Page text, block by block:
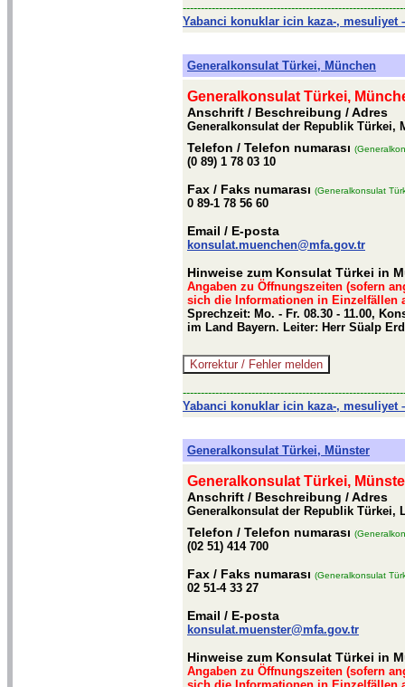
Yabanci konuklar icin kaza-, mesuliyet
Generalkonsulat Türkei, München
Generalkonsulat Türkei,
Anschrift / Beschreibung / Adres
Generalkonsulat der Republik Türkei,
Telefon / Telefon numarası
(0 89) 1 78 03 10
Fax / Faks numarası (Generalkonsulat
0 89-1 78 56 60
Email / E-posta
konsulat.muenchen@mfa.gov.tr
Hinweise zum Konsulat Türkei in
Angaben zu Öffnungszeiten (sofern
sich die Informationen in Einzelfällen
Sprechzeit: Mo. - Fr. 08.30 - 11.00,
im Land Bayern. Leiter: Herr Süalp
Yabanci konuklar icin kaza-, mesuliyet
Generalkonsulat Türkei, Münster
Generalkonsulat Türkei,
Anschrift / Beschreibung / Adres
Generalkonsulat der Republik Türkei,
Telefon / Telefon numarası
(02 51) 414 700
Fax / Faks numarası (Generalkonsulat
02 51-4 33 27
Email / E-posta
konsulat.muenster@mfa.gov.tr
Hinweise zum Konsulat Türkei in
Angaben zu Öffnungszeiten (sofern